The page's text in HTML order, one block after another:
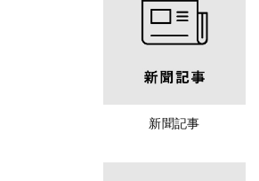
新聞記事